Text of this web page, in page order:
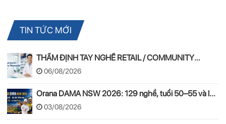
TIN TỨC MỚI
THẨM ĐỊNH TAY NGHỀ RETAIL / COMMUNITY
PHARMACIST ÚC 2026 – APC & OPRA
06/08/2026
Orana DAMA NSW 2026: 129 nghề, tuổi 50–55 và lộ
trình PR
03/08/2026